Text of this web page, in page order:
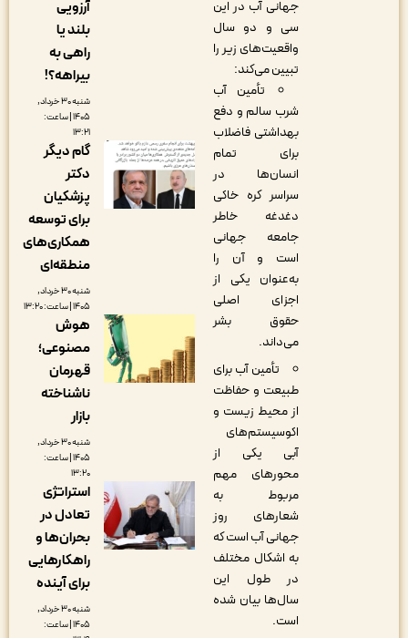
جهانی آب در این
سی و دو سال
واقعیت‌های زیر را
تبیین می‌کند:
تأمین آب
شرب سالم و دفع
بهداشتی فاضلاب
برای تمام
انسان‌ها در
سراسر کره خاکی
دغدغه خاطر
جامعه جهانی
است و آن را
به‌عنوان یکی از
اجزای اصلی
حقوق بشر
تأمین آب برای
طبیعت و حفاظت
از محیط زیست و
اکوسیستم‌های
آبی یکی از
محورهای مهم
مربوط به
شعارهای روز
جهانی آب است که
به اشکال مختلف
در طول این
سال‌ها بیان شده
راهی به
بیراهه؟!
شنبه ۳۰ خرداد,
۱۴۰۵ | ساعت:
گام دیگر
دکتر
پزشکیان
برای توسعه
همکاری‌های
منطقه‌ای
شنبه ۳۰ خرداد,
هوش
مصنوعی؛
قهرمان
ناشناخته
شنبه ۳۰ خرداد,
۱۴۰۵ | ساعت:
استراتژی
تعادل در
بحران‌ها و
راهکارهایی
برای آینده
شنبه ۳۰ خرداد,
۱۴۰۵ | ساعت: